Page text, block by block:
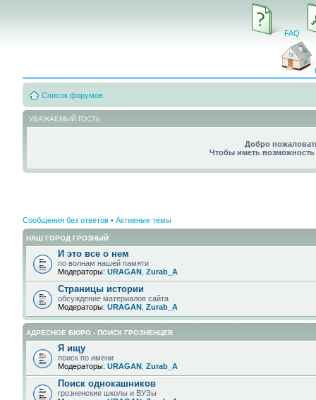
FAQ
Список форумов
УВАЖАЕМЫЙ ГОСТЬ
Добро
Чтобы иметь возможность
Сообщения без ответов • Активные темы
НАШ ГОРОД ГРОЗНЫЙ
И это все о нем
по волнам нашей памяти
Модераторы: URAGAN Zurab_A
Страницы истории
обсуждение материалов сайта
Модераторы: URAGAN Zurab_A
АДРЕСНОЕ БЮРО - ПОИСК ГРОЗНЕНЦЕВ
Я ищу
поиск по имени
Модераторы: URAGAN Zurab_A
Поиск однокашников
грозненские школы и ВУЗы